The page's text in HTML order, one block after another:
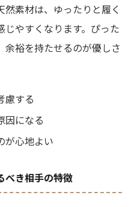
素材は、ゆったりと履く
じやすくなります。ぴった
余裕を持たせるのが優しさ
慮する
因になる
が心地よい
べき相手の特徴